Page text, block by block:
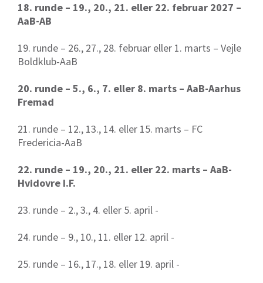
18. runde – 19., 20., 21. eller 22. februar 2027 –
AaB-AB
19. runde – 26., 27., 28. februar eller 1. marts – Vejle
Boldklub-AaB
20. runde – 5., 6., 7. eller 8. marts – AaB-Aarhus
Fremad
21. runde – 12., 13., 14. eller 15. marts – FC
Fredericia-AaB
22. runde – 19., 20., 21. eller 22. marts – AaB-
Hvidovre I.F.
23. runde – 2., 3., 4. eller 5. april -
24. runde – 9., 10., 11. eller 12. april -
25. runde – 16., 17., 18. eller 19. april -